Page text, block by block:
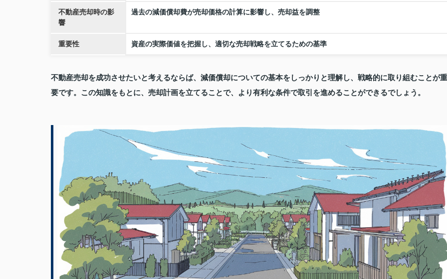
不動産売却時の影
響
過去の減価償却費が売却価格の計算に影響し、売却益を調整
重要性 資産の実際価値を把握し、適切な売却戦略を立てるための基準
不動産売却を成功させたいと考えるならば、減価償却についての基本をしっかりと理解し、戦略的に取り組むことが重
要です。この知識をもとに、売却計画を立てることで、より有利な条件で取引を進めることができるでしょう。